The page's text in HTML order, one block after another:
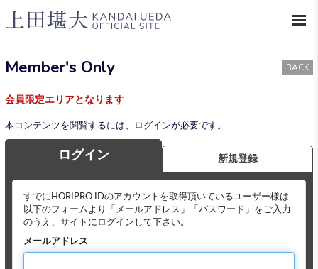
Member's Only BACK
会員限定エリアとなります
本コンテンツを閲覧するには、ログインが必要です。
ログイン 新規登録
すでにHORIPRO IDのアカウントを取得頂いているユーザー様は
以下のフォームより「メールアドレス」「パスワード」をご入力
のうえ、サイトにログインして下さい。
メールアドレス